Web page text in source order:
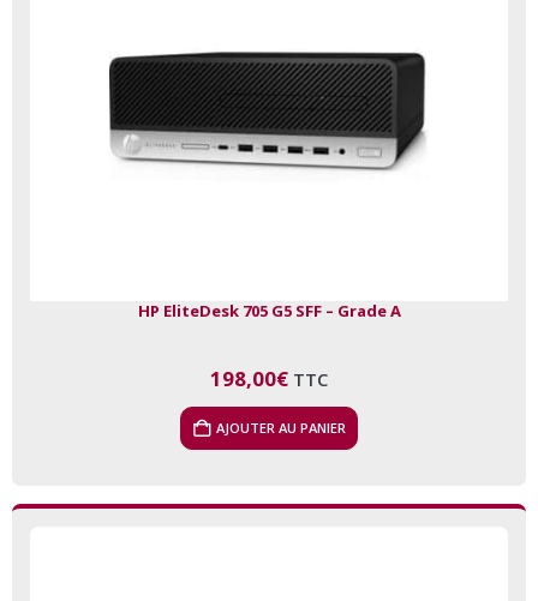
HP EliteDesk 705 G5 SFF – Grade A
198,00€ TTC
AJOUTER AU PANIER